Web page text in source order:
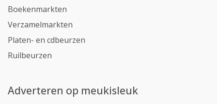
Boekenmarkten
Verzamelmarkten
Platen- en cdbeurzen
Ruilbeurzen
Adverteren op meukisleuk